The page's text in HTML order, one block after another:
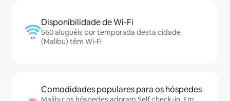
Disponibilidade de Wi-Fi
560 aluguéis por temporada desta cidade
(Malibu) têm Wi-Fi
Comodidades populares para os hóspedes